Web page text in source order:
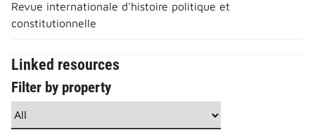
Revue internationale d'histoire politique et
constitutionnelle
Linked resources
Filter by property